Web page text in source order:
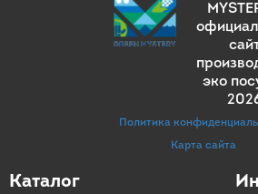
эко
Политика
Карта сайта
Каталог